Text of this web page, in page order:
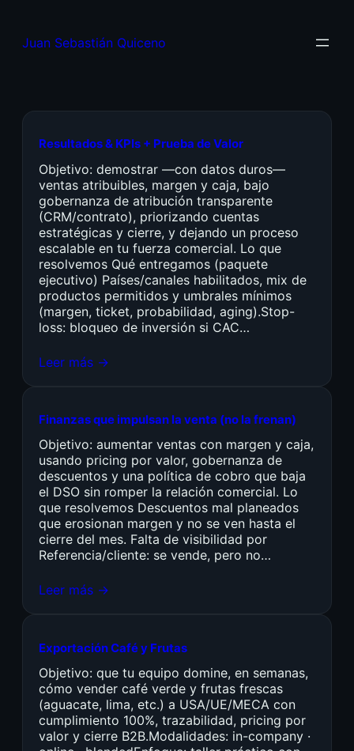
Juan Sebastián Quiceno
Resultados & KPIs + Prueba de Valor
Objetivo: demostrar —con datos duros—
ventas atribuibles, margen y caja, bajo
gobernanza de atribución transparente
(CRM/contrato), priorizando cuentas
estratégicas y cierre, y dejando un proceso
escalable en tu fuerza comercial. Lo que
resolvemos Qué entregamos (paquete
ejecutivo) Países/canales habilitados, mix de
productos permitidos y umbrales mínimos
(margen, ticket, probabilidad, aging).Stop-
loss: bloqueo de inversión si CAC…
Leer más →
Finanzas que impulsan la venta (no la frenan)
Objetivo: aumentar ventas con margen y caja,
usando pricing por valor, gobernanza de
descuentos y una política de cobro que baja
el DSO sin romper la relación comercial. Lo
que resolvemos Descuentos mal planeados
que erosionan margen y no se ven hasta el
cierre del mes. Falta de visibilidad por
Referencia/cliente: se vende, pero no…
Leer más →
Exportación Café y Frutas
Objetivo: que tu equipo domine, en semanas,
cómo vender café verde y frutas frescas
(aguacate, lima, etc.) a USA/UE/MECA con
cumplimiento 100%, trazabilidad, pricing por
valor y cierre B2B.Modalidades: in-company ·